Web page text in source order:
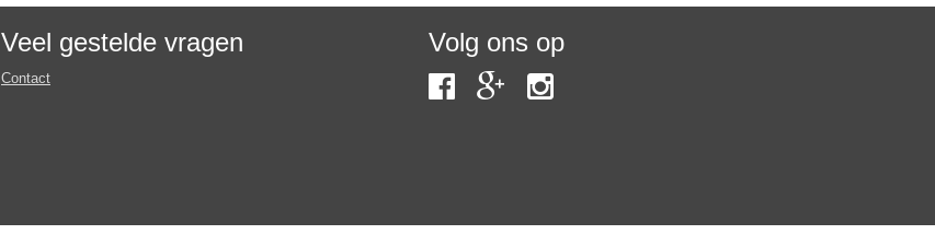
Veel gestelde vragen
Contact
Volg ons op